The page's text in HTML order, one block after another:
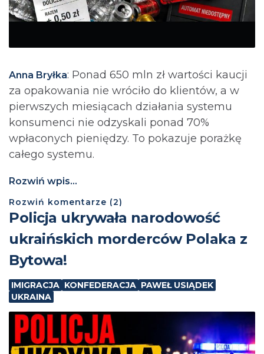
Anna Bryłka: Ponad 650 mln zł wartości kaucji
za opakowania nie wróciło do klientów, a w
pierwszych miesiącach działania systemu
konsumenci nie odzyskali ponad 70%
wpłaconych pieniędzy. To pokazuje porażkę
całego systemu.
Rozwiń wpis...
Rozwiń komentarze (2)
Policja ukrywała narodowość
ukraińskich morderców Polaka z
Bytowa!
IMIGRACJA KONFEDERACJA PAWEŁ USIĄDEK
UKRAINA